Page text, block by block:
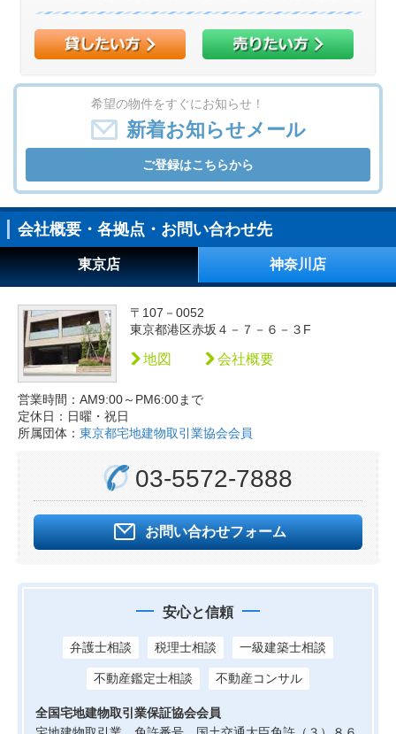
希望の物件をすぐにお知らせ！
新着お知らせメール
ご登録はこちらから
会社概要・各拠点・お問い合わせ先
東京店 神奈川店
〒107－0052
東京都港区赤坂４－７－６－３F
地図 会社概要
営業時間：AM9:00～PM6:00まで
定休日：日曜・祝日
所属団体： 東京都宅地建物取引業協会会員
03-5572-7888
お問い合わせフォーム
安心と信頼
弁護士相談 税理士相談 一級建築士相談
不動産鑑定士相談 不動産コンサル
全国宅地建物取引業保証協会会員